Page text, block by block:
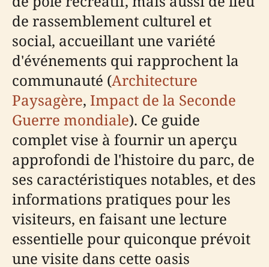
de rassemblement culturel et
social, accueillant une variété
d'événements qui rapprochent la
communauté (Architecture
Paysagère, Impact de la Seconde
Guerre mondiale). Ce guide
complet vise à fournir un aperçu
approfondi de l'histoire du parc, de
ses caractéristiques notables, et des
informations pratiques pour les
visiteurs, en faisant une lecture
essentielle pour quiconque prévoit
une visite dans cette oasis